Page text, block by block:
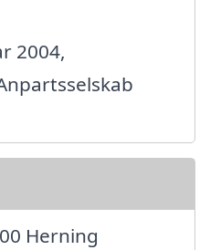
2004,
Herning